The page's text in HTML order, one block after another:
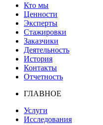
Кто мы
Ценности
Эксперты
Стажировки
Заказчики
Деятельность
История
Контакты
Отчетность
ГЛАВНОЕ
Услуги
Исследования